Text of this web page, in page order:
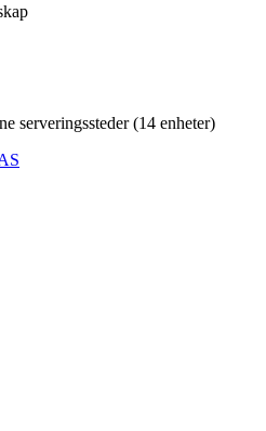
serveringssteder (14 enheter)